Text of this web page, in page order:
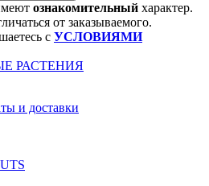
ознакомительный характер.
от заказываемого.
с УСЛОВИЯМИ
РАСТЕНИЯ
и доставки